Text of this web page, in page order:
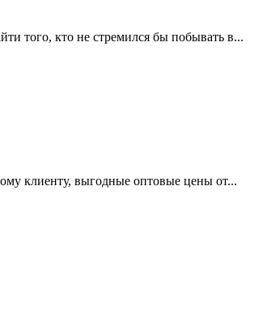
того, кто не стремился бы побывать в...
клиенту, выгодные оптовые цены от...